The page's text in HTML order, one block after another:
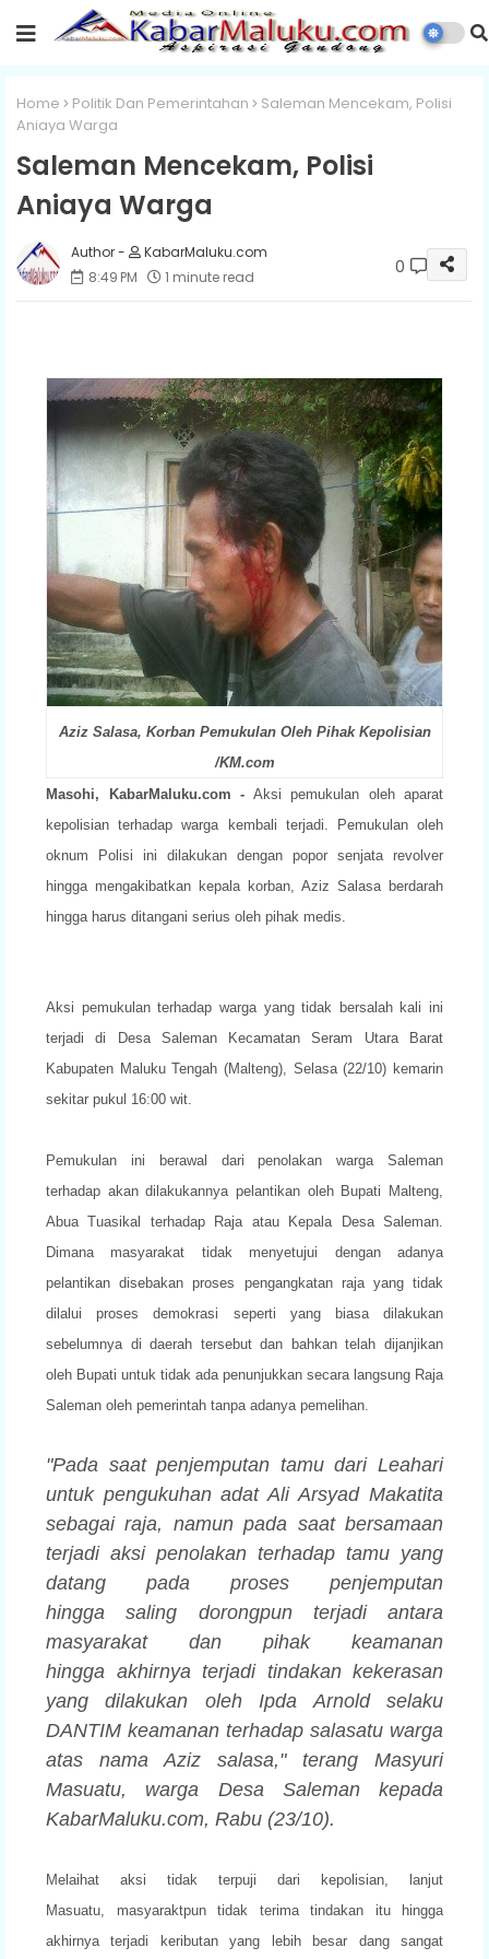
Home Politik Dan Pemerintahan
Saleman Mencekam, Polisi
Aniaya Warga
Saleman Mencekam, Polisi
Aniaya Warga
KabarMaluku.com
8:49 PM
1 minute read 0
Aziz Salasa, Korban Pemukulan Oleh Pihak Kepolisian
/KM.com
Masohi, KabarMaluku.com - Aksi pemukulan oleh aparat
kepolisianterhadap warga kembali terjadi. Pemukulan oleh
oknum Polisi ini dilakukan dengan popor senjata revolver
hingga mengakibatkan kepala korban, Aziz Salasa berdarah
hingga harus ditangani serius oleh pihak medis.
Aksi pemukulan terhadap warga yang tidak bersalah kali ini
terjadi di
Desa Saleman Kecamatan Seram Utara Barat
Kabupaten Maluku Tengah (Malteng), Selasa (22/10) kemarin
sekitar pukul 16:00 wit.
Pemukulan ini berawal dari penolakan warga Saleman
terhadap akandilakukannya pelantikan oleh Bupati Malteng,
Abua Tuasikal terhadap Raja atau Kepala Desa Saleman.
Dimana masyarakat tidak menyetujui dengan adanya
pelantikandisebakan proses pengangkatan raja yang tidak
dilalui proses demokrasi seperti yang biasa dilakukan
sebelumnya di daerah tersebut dan bahkantelah dijanjikan
oleh Bupati untuk tidak ada penunjukkan secara langsung Raja
Saleman oleh pemerintah tanpa adanya pemelihan.
"Pada saat penjemputan tamu dari Leahari
untuk pengukuhan adat AliArsyad Makatita
sebagai raja, namun pada saat bersamaan
terjadi aksi penolakan terhadap tamu yang
datang pada proses penjemputan
hinggasaling dorongpun terjadi antara
masyarakat dan pihak keamanan
hingga akhirnya terjadi tindakan kekerasan
yang dilakukan oleh Ipda Arnold selaku
DANTIM keamanan terhadap salasatu warga
atas nama Aziz salasa," terang Masyuri
Masuatu, warga Desa Saleman kepada
KabarMaluku.com, Rabu (23/10).
Melaihat aksi tidak terpuji dari kepolisian, lanjut
Masuatu, masyaraktpun tidak terima tindakan itu hingga
akhirnya terjadi
keributan yang lebih besar dang sangat